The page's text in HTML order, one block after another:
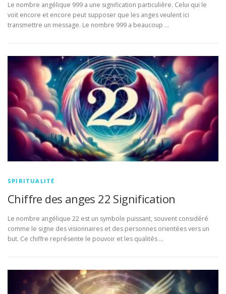
Le nombre angélique 999 a une signification particulière. Celui qui le
voit encore et encore peut supposer que les anges veulent ici
transmettre un message. Le nombre 999 a beaucoup …
SPIRITUALITÉ
Chiffre des anges 22 Signification
Le nombre angélique 22 est un symbole puissant, souvent considéré
comme le signe des visionnaires et des personnes orientées vers un
but. Ce chiffre représente le pouvoir et les qualités …